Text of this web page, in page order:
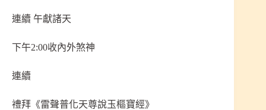
連續 午獻諸天
下午2:00收內外煞神
連續
禮拜《雷聲普化天尊說玉樞寶經》